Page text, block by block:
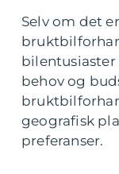
Selv om det
bilentusiaster
behov og
geografisk
preferanser.